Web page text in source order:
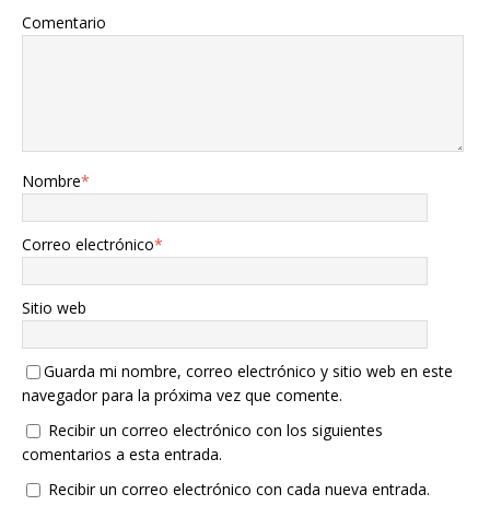
Comentario
Nombre*
Correo electrónico*
Sitio web
Guarda mi nombre, correo electrónico y sitio web en este
navegador para la próxima vez que comente.
Recibir un correo electrónico con los siguientes
comentarios a esta entrada.
Recibir un correo electrónico con cada nueva entrada.